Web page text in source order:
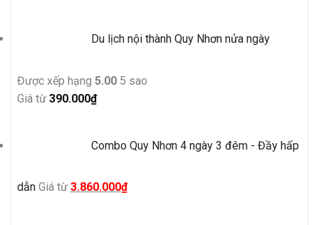
Du lịch nội thành Quy Nhơn nửa ngày
Được xếp hạng 5.00 5 sao
Giá từ 390.000₫
Combo Quy Nhơn 4 ngày 3 đêm - Đầy hấp
dẫn Giá từ Giá
3.860.000₫Giá